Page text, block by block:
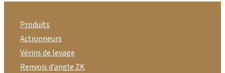
Produits
Actionneurs
Vérins de levage
Renvois d’angle ZK